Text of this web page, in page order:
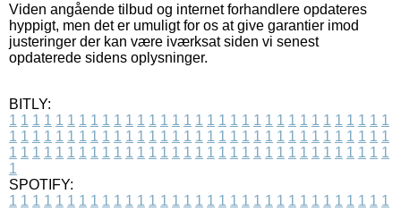
Viden angående tilbud og internet forhandlere opdateres
hyppigt, men det er umuligt for os at give garantier imod
justeringer der kan være iværksat siden vi senest
opdaterede sidens oplysninger.
BITLY:
1 1 1 1 1 1 1 1 1 1 1 1 1 1 1 1 1 1 1 1 1 1 1 1 1 1 1 1 1 1 1 1 1
1 1 1 1 1 1 1 1 1 1 1 1 1 1 1 1 1 1 1 1 1 1 1 1 1 1 1 1 1 1 1 1 1
1 1 1 1 1 1 1 1 1 1 1 1 1 1 1 1 1 1 1 1 1 1 1 1 1 1 1 1 1 1 1 1 1
1
SPOTIFY:
1 1 1 1 1 1 1 1 1 1 1 1 1 1 1 1 1 1 1 1 1 1 1 1 1 1 1 1 1 1 1 1 1